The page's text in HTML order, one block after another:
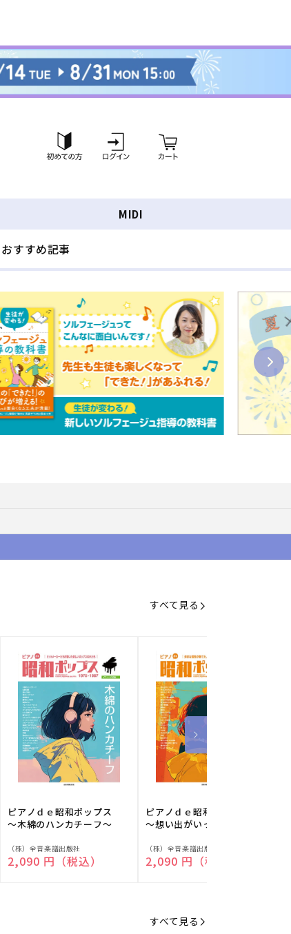
グ
イ
ー
ト
おすすめ記事
MIDI
すべて見る
ピアノｄｅ昭和ポップス
～木綿のハンカチーフ～
販
売
（株）全音楽譜出版社
通常価格
2,090 円（税込）
ピアノｄｅ昭和ポップス
～想い出がいっぱい～
販
売
（株）全音楽譜出版社
通常価格
2,090 円（税込）
すべて見る